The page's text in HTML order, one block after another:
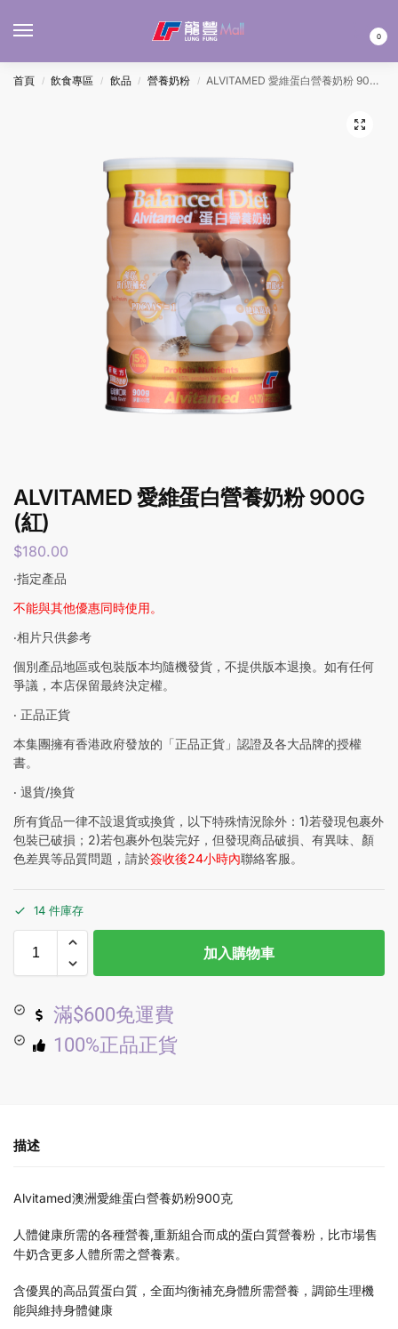
0
首頁 / 飲食專區 / 飲品 / 營養奶粉 / ALVITAMED 愛維蛋白營養奶粉 900G (紅)
ALVITAMED 愛維蛋白營養奶粉 900G
(紅)
$180.00
‧指定產品
不能與其他優惠同時使用。
‧相片只供參考
個別產品地區或包裝版本均隨機發貨，不提供版本退換。如有任何
爭議，本店保留最終決定權。
‧ 正品正貨
本集團擁有香港政府發放的「正品正貨」認證及各大品牌的授權
書。
‧ 退貨/換貨
所有貨品一律不設退貨或換貨，以下特殊情況除外：1)若發現包裹外
包裝已破損；2)若包裹外包裝完好，但發現商品破損、有異味、顏
色差異等品質問題，請於簽收後24小時內聯絡客服。
14 件庫存
加入購物車
滿$600免運費
100%正品正貨
描述
Alvitamed澳洲愛維蛋白營養奶粉900克
人體健康所需的各種營養,重新組合而成的蛋白質營養粉，比市場售
牛奶含更多人體所需之營養素。
含優異的高品質蛋白質，全面均衡補充身體所需營養，調節生理機
能與維持身體健康